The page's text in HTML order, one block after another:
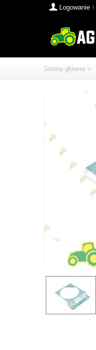
Logowanie
Strona główna >